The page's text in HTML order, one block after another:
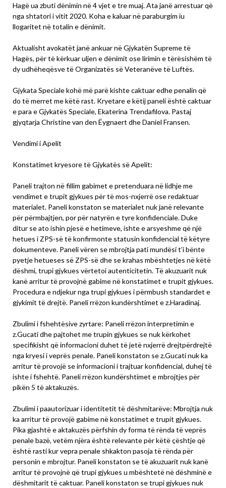
Hagë ua zbuti dënimin në 4 vjet e tre muaj. Ata janë arrestuar që
nga shtatori i vitit 2020. Koha e kaluar në paraburgim iu
llogaritet në totalin e dënimit.
Aktualisht avokatët janë ankuar në Gjykatën Supreme të
Hagës, për të kërkuar uljen e dënimit ose lirimin e tërësishëm të
dy udhëheqësve të Organizatës së Veteranëve të Luftës.
Gjykata Speciale kohë më parë kishte caktuar edhe penalin që
do të merret me këtë rast. Kryetare e këtij paneli është caktuar
e para e Gjykatës Speciale, Ekaterina Trendafilova. Pastaj
gjyqtarja Christine van den Ëygnaert dhe Daniel Fransen.
Vendimi i Apelit
Konstatimet kryesore të Gjykatës së Apelit:
Paneli trajton në fillim gabimet e pretenduara në lidhje me
vendimet e trupit gjykues për të mos-nxjerrë ose redaktuar
materialet. Paneli konstaton se materialet nuk janë relevante
për përmbajtjen, por për natyrën e tyre konfidenciale. Duke
ditur se ato ishin pjesë e hetimeve, ishte e arsyeshme që një
hetues i ZPS-së të konfirmonte statusin konfidencial të këtyre
dokumenteve. Paneli vëren se mbrojtja pati mundësi t’i bënte
pyetje hetueses së ZPS-së dhe se krahas mbështetjes në këtë
dëshmi, trupi gjykues vërtetoi autenticitetin. Të akuzuarit nuk
kanë arritur të provojnë gabime në konstatimet e trupit gjykues.
Procedura e ndjekur nga trupi gjykues i përmbush standardet e
gjykimit të drejtë. Paneli rrëzon kundërshtimet e z.Haradinaj.
Zbulimi i fshehtësive zyrtare: Paneli rrëzon interpretimin e
z.Gucati dhe pajtohet me trupin gjykues se nuk kërkohet
specifikisht që informacioni duhet të jetë nxjerrë drejtpërdrejtë
nga kryesi i veprës penale. Paneli konstaton se z.Gucati nuk ka
arritur të provojë se informacioni i trajtuar konfidencial, duhej të
ishte i fshehtë. Paneli rrëzon kundërshtimet e mbrojtjes për
pikën 5 të aktakuzës.
Zbulimi i paautorizuar i identitetit të dëshmitarëve: Mbrojtja nuk
ka arritur të provojë gabime në konstatimet e trupit gjykues.
Pika gjashtë e aktakuzës përfshin dy forma të rënda të veprës
penale bazë, vetëm njëra është relevante për këtë çështje që
është rasti kur vepra penale shkakton pasoja të rënda për
personin e mbrojtur. Paneli konstaton se të akuzuarit nuk kanë
arritur të provojnë që trupi gjykues u mbështetë në dëshminë e
dëshmitarit të caktuar. Paneli konstaton se trupi gjykues nuk